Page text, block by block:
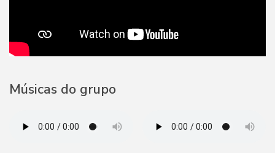
Músicas do grupo